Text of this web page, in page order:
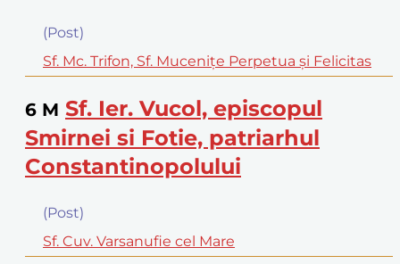
(Post)
Sf. Mc. Trifon, Sf. Muceniţe Perpetua şi Felicitas
6 M Sf. Ier. Vucol, episcopul
Smirnei si Fotie, patriarhul
Constantinopolului
(Post)
Sf. Cuv. Varsanufie cel Mare